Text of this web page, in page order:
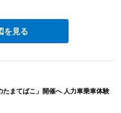
を見る
たまてばこ」開催へ 人力車乗車体験